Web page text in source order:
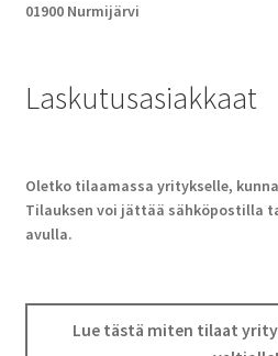
01900 Nurmijärvi
Laskutusasiakkaat
Oletko tilaamassa yritykselle,
Tilauksen voi jättää sähköpostilla
avulla.
Lue tästä miten tilaat